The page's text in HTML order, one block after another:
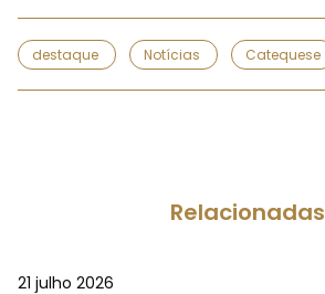
destaque Notícias Catequese
Relacionadas
21 julho 2026